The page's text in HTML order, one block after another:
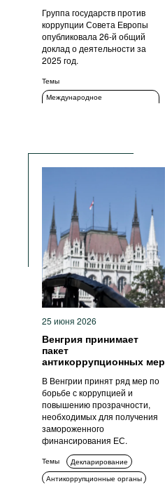
Группа государств против
коррупции Совета Европы
опубликовала 26-й общий
доклад о деятельности за
2025 год.
Темы
Международное
стратегии
25 июня 2026
Венгрия принимает
пакет
антикоррупционных мер
В Венгрии принят ряд мер по
борьбе с коррупцией и
повышению прозрачности,
необходимых для получения
замороженного
финансирования ЕС.
Темы
Декларирование
Антикоррупционные органы